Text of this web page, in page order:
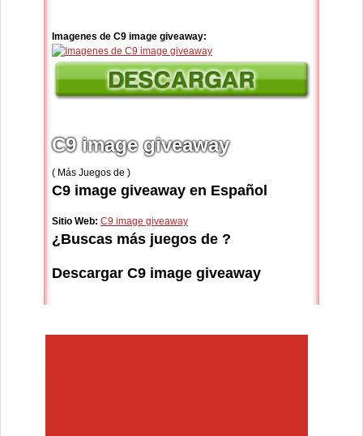
Imagenes de C9 image giveaway:
C9 image giveaway
( Más Juegos de )
C9 image giveaway en Español
Sitio Web: C9 image giveaway
¿Buscas más juegos de ?
Descargar C9 image giveaway